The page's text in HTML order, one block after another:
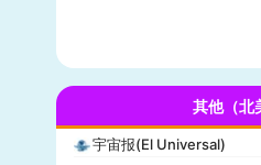
布赖特巴特新闻网
美联社(AP)
其他（北
宇宙报(El Universal)